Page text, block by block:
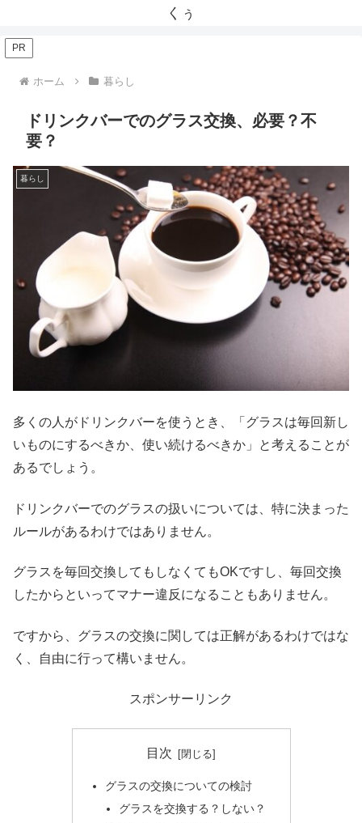
くぅ
PR
ホーム 暮らし
ドリンクバーでのグラス交換、必要？不
要？
暮らし
多くの人がドリンクバーを使うとき、「グラスは毎回新し
いものにするべきか、使い続けるべきか」と考えることが
あるでしょう。
ドリンクバーでのグラスの扱いについては、特に決まった
ルールがあるわけではありません。
グラスを毎回交換してもしなくてもOKですし、毎回交換
したからといってマナー違反になることもありません。
ですから、グラスの交換に関しては正解があるわけではな
く、自由に行って構いません。
スポンサーリンク
目次
グラスの交換についての検討
グラスを交換する？しない？